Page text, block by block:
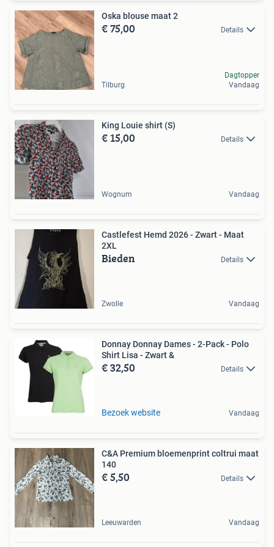
Oska blouse maat 2
€ 75,00 Details
Tilburg
Dagtopper
Vandaag
King Louie shirt (S)
€ 15,00 Details
Wognum Vandaag
Castlefest Hemd 2026 - Zwart - Maat
2XL
Bieden Details
Zwolle Vandaag
Donnay Donnay Dames - 2-Pack - Polo
Shirt Lisa - Zwart &
€ 32,50 Details
Bezoek website Vandaag
C&A Premium bloemenprint coltrui maat
140
€ 5,50 Details
Leeuwarden Vandaag